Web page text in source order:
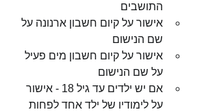
התושבים
אישור על קיום חשבון ארנונה על
שם הנישום
אישור על קיום חשבון מים פעיל
על שם הנישום
אם יש ילדים עד גיל 18 - אישור
על לימודיו של ילד אחד לפחות